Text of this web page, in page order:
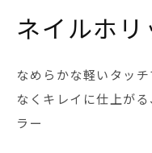
ネイルホリ
なめらかな軽いタッ
なくキレイに仕上が
ラー